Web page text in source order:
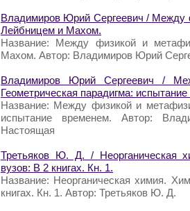
Владимиров Юрий Сергеевич / Между
Лейбницем и Махом.
Название: Между физикой и
Махом. Автор: Владимиров Юрий
Владимиров Юрий Сергеевич /
Геометрическая парадигма:
Название: Между физикой и
испытание временем. Автор:
Настоящая
Третьяков Ю. Д. / Неорганическая
вузов: В 2 книгах. Кн. 1.
Название: Неорганическая химия.
книгах. Кн. 1. Автор: Третьяков Ю. Д.